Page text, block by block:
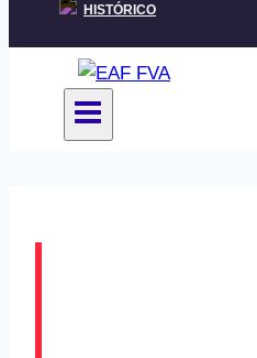
HISTÓRICO